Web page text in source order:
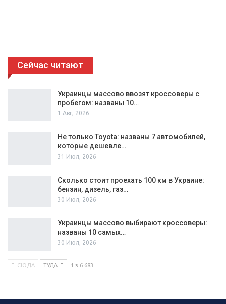
Сейчас читают
Украинцы массово ввозят кроссоверы с
пробегом: названы 10…
1 Авг, 2026
Не только Toyota: названы 7 автомобилей,
которые дешевле…
31 Июл, 2026
Сколько стоит проехать 100 км в Украине:
бензин, дизель, газ…
30 Июл, 2026
Украинцы массово выбирают кроссоверы:
названы 10 самых…
30 Июл, 2026
СЮДА ТУДА 1 з 6 683